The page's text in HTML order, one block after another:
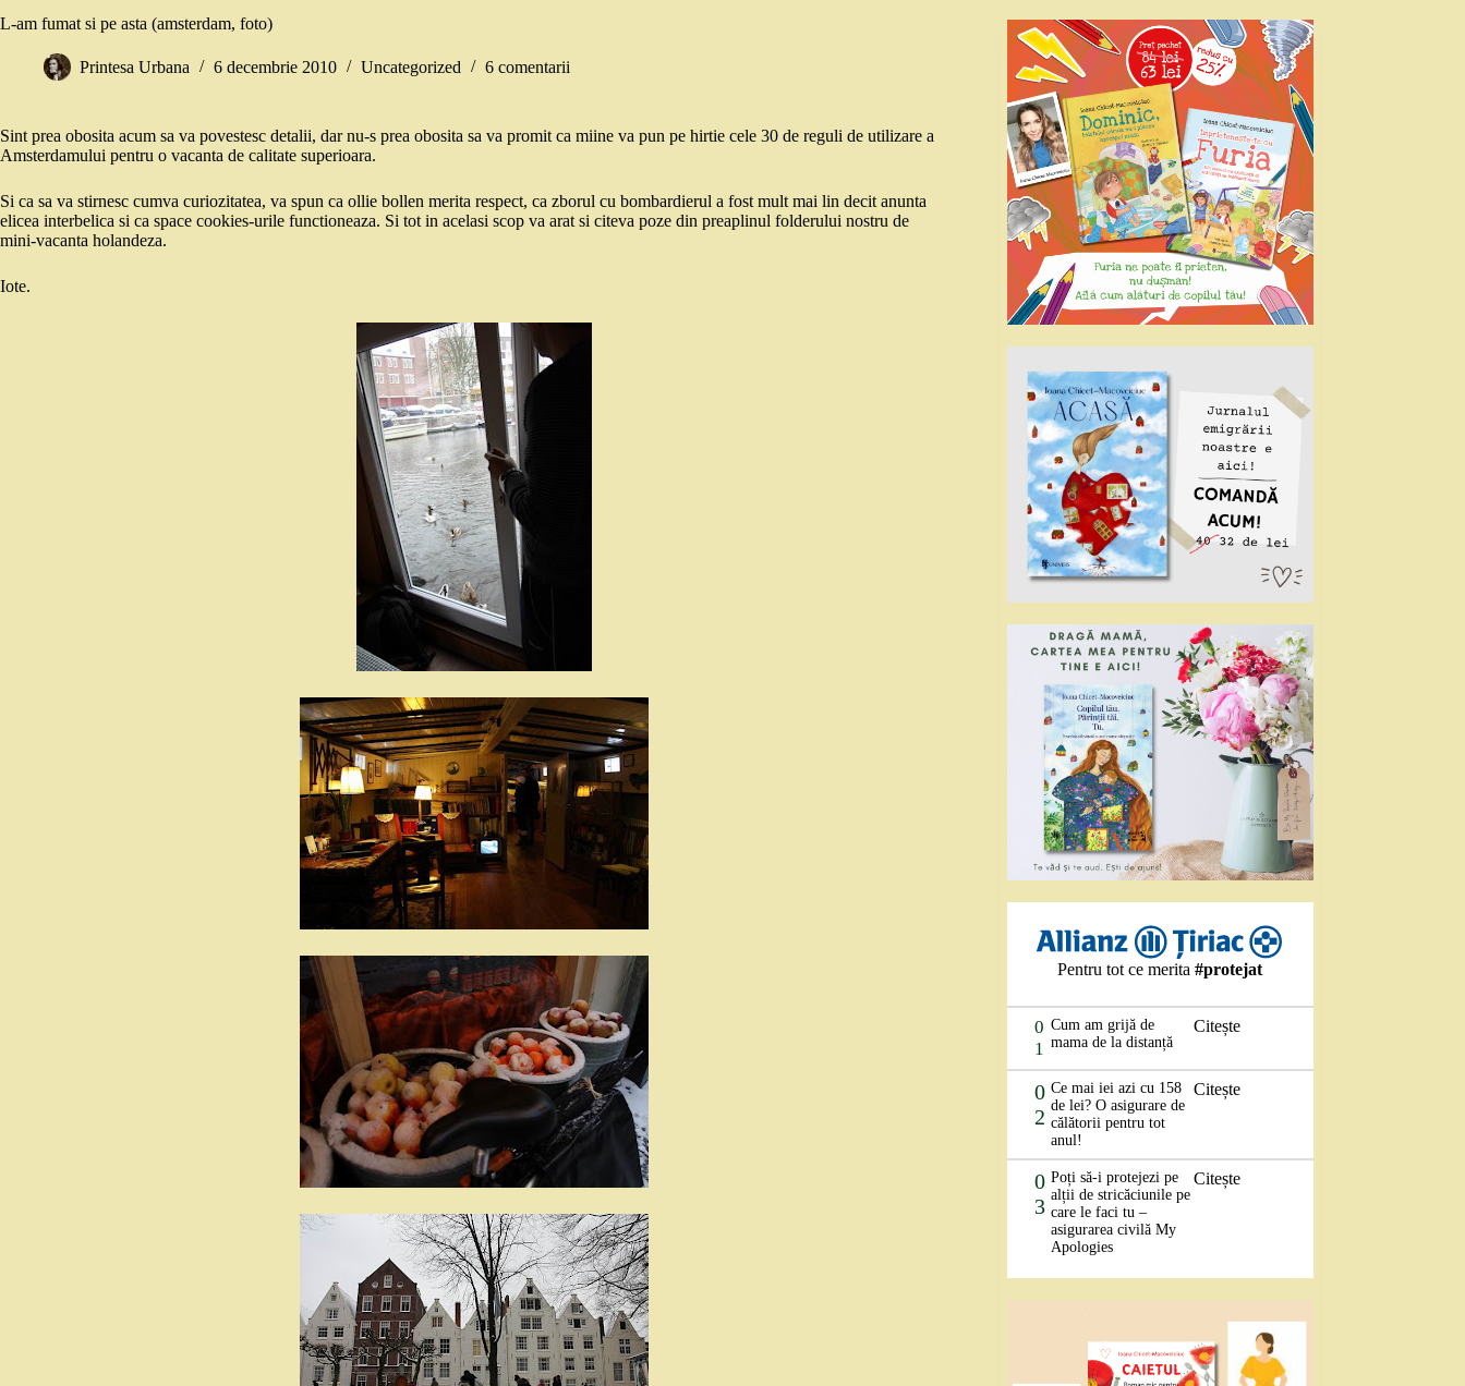
L-am fumat si pe asta (amsterdam, foto)
Printesa Urbana 6 decembrie 2010 Uncategorized 6 comentarii
Sint prea obosita acum sa va povestesc detalii, dar nu-s prea obosita sa va promit ca miine va pun pe hirtie cele 30 de reguli de utilizare a
Amsterdamului pentru o vacanta de calitate superioara.
Si ca sa va stirnesc cumva curiozitatea, va spun ca ollie bollen merita respect, ca zborul cu bombardierul a fost mult mai lin decit anunta
elicea interbelica si ca space cookies-urile functioneaza. Si tot in acelasi scop va arat si citeva poze din preaplinul folderului nostru de
mini-vacanta holandeza.
Iote.
Pentru tot ce merita#protejat
0
1
Cum am grijă de
mama de la distanță
Citește
0
2
Ce mai iei azi cu 158
de lei? O asigurare de
călătorii pentru tot
anul!
Citește
0
3
Poți să-i protejezi pe
alții de stricăciunile pe
care le faci tu –
asigurarea civilă My
Apologies
Citește